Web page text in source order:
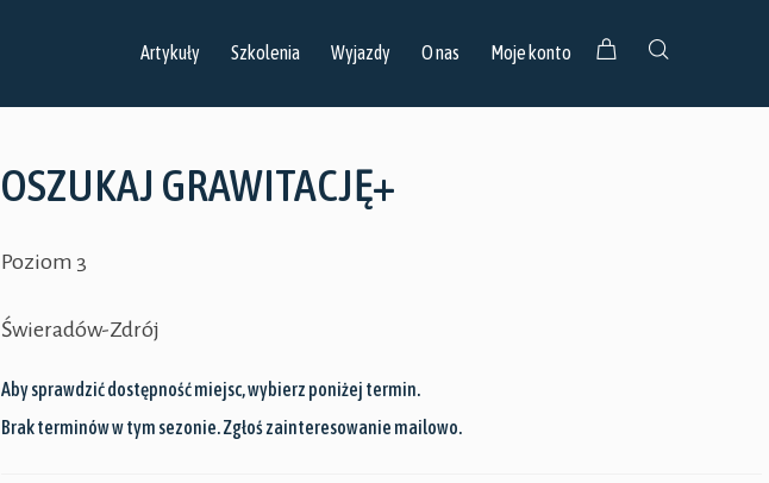
Artykuły Szkolenia Wyjazdy O nas Moje konto
OSZUKAJ GRAWITACJĘ+
Poziom 3
Świeradów-Zdrój
Aby sprawdzić dostępność miejsc, wybierz poniżej termin.
Brak terminów w tym sezonie. Zgłoś zainteresowanie mailowo.